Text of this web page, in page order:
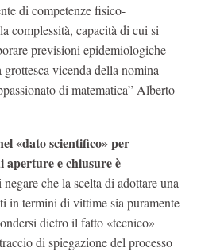
di competenze fisico-
complessità, capacità di cui si
previsioni epidemiologiche
grottesca vicenda della nomina —
di matematica” Alberto
«dato scientifico» per
aperture e chiusure è
che la scelta di adottare una
in termini di vittime sia puramente
dietro il fatto «tecnico»
di spiegazione del processo